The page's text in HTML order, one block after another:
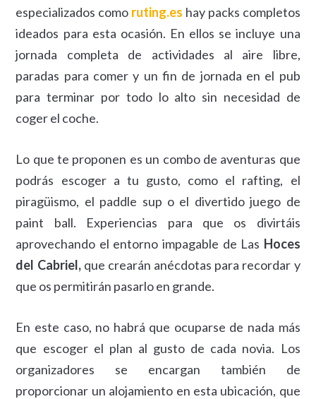
especializados como ruting.es hay packs completos
ideados para esta ocasión. En ellos se incluye una
jornada completa de actividades al aire libre,
paradas para comer y un fin de jornada en el pub
para terminar por todo lo alto sin necesidad de
coger el coche.
Lo que te proponen es un combo de aventuras que
podrás escoger a tu gusto, como el rafting, el
piragüismo, el paddle sup o el divertido juego de
paint ball. Experiencias para que os divirtáis
aprovechando el entorno impagable de Las Hoces
del Cabriel,que crearán anécdotas para recordar y
que os permitirán pasarlo en grande.
En este caso, no habrá que ocuparse de nada más
que escoger el plan al gusto de cada novia. Los
organizadores se encargan también de
proporcionar un alojamiento en esta ubicación, que